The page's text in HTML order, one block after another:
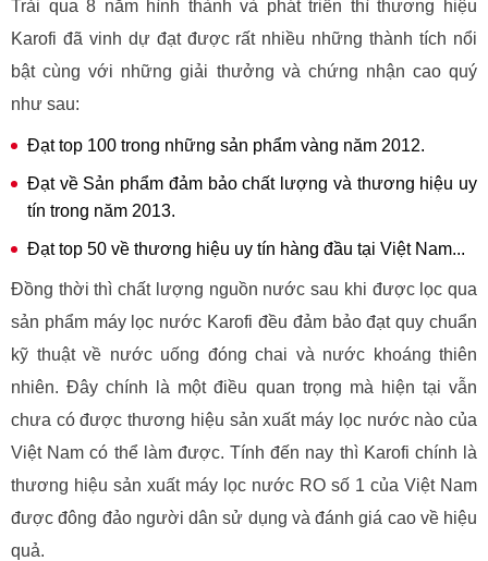
Trải qua 8 năm hình thành và phát triển thì thương hiệu
Karofi đã vinh dự đạt được rất nhiều những thành tích nổi
bật cùng với những giải thưởng và chứng nhận cao quý
như sau:
Đạt top 100 trong những sản phẩm vàng năm 2012.
Đạt về Sản phẩm đảm bảo chất lượng và thương hiệu uy
tín trong năm 2013.
Đạt top 50 về thương hiệu uy tín hàng đầu tại Việt Nam...
Đồng thời thì chất lượng nguồn nước sau khi được lọc qua
sản phẩm máy lọc nước Karofi đều đảm bảo đạt quy chuẩn
kỹ thuật về nước uống đóng chai và nước khoáng thiên
nhiên. Đây chính là một điều quan trọng mà hiện tại vẫn
chưa có được thương hiệu sản xuất máy lọc nước nào của
Việt Nam có thể làm được. Tính đến nay thì Karofi chính là
thương hiệu sản xuất máy lọc nước RO số 1 của Việt Nam
được đông đảo người dân sử dụng và đánh giá cao về hiệu
quả.